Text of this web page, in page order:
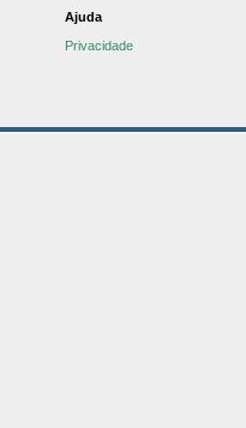
Ajuda
Privacidade